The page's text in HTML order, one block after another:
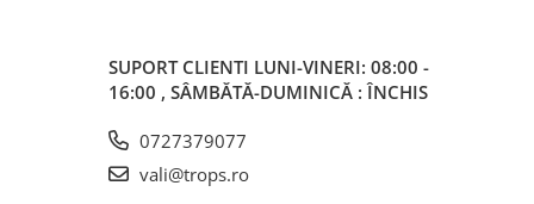
SUPORT CLIENTI LUNI-VINERI: 08:00 -
16:00 , SÂMBĂTĂ-DUMINICĂ : ÎNCHIS
0727379077
vali@trops.ro